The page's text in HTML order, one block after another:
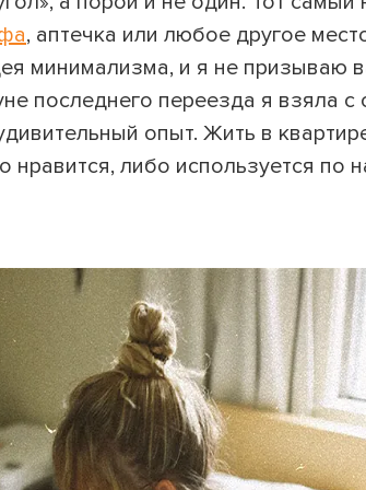
, аптечка или любое другое
минимализма, и я не призываю
последнего переезда я взяла с
опыт. Жить в
нравится, либо используется по
ВЕРНУТЬСЯ К